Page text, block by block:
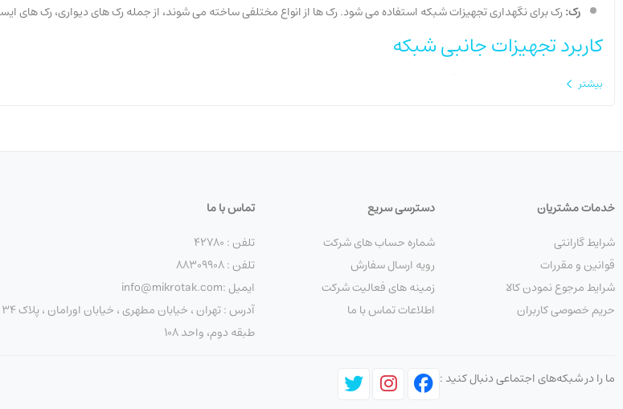
رک:رک برای نگهداری تجهیزات شبکه استفاده می شود. رک ها از انواع مختلفی ساخته می شوند، از جمله رک های دیواری، رک های
کاربرد تجهیزات جانبی شبکه
کابل شبکه:
رک:برای نگهداری تجهیزات شبکه استفاده می شود.
مزایا استفاده از تجهیزات جانبی شبکه
بهبود عملکرد شبکه:
تجهیزات جانبی شبکه می توانند به بهبود عملکرد شبکه از نظر سرعت، پهنای باند و پایداری کمک کنند.
افزایش امنیت شبکه:
تجهیزات جانبی شبکه می توانند به افزایش امنیت شبکه از نظر جلوگیری از دسترسی غیرمجاز، جلوگیری از
تجهیزات جانبی شبکه می توانند به کاهش هزینه های شبکه از نظر کاهش تعداد کابل های مورد نیاز، کاهش نیاز
بیشتر
خدمات مشتریان
شرایط گارانتی
قوانین و مقررات
شرایط مرجوع نمودن کالا
حریم خصوصی کاربران
دسترسی سریع
شماره حساب های شرکت
رویه ارسال سفارش
زمینه های فعالیت شرکت
اطلاعات تماس با ما
تماس با ما
تلفن : 42780
تلفن : 88309908
ایمیل :info@mikrotak.com
طبقه دوم، واحد 108
ما را در شبکه‌های اجتماعی دنبال کنید :